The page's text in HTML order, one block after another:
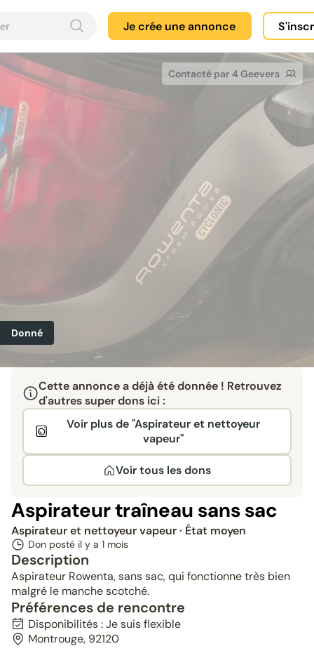
Je crée une annonce
Contacté par 4 Geevers
Donné
Cette annonce a déjà été donnée ! Retrouvez
d'autres super dons ici :
Voir plus de "Aspirateur et nettoyeur
vapeur"
Voir tous les dons
Aspirateur traîneau sans sac
Aspirateur et nettoyeur vapeur· État moyen
Don posté il y a 1 mois
Description
Aspirateur Rowenta, sans sac, qui fonctionne très bien
malgré le manche scotché.
Préférences de rencontre
Disponibilités : Je suis flexible
Montrouge, 92120